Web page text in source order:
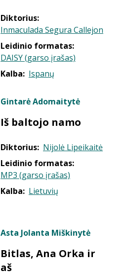
Diktorius:
Inmaculada Segura Callejon
Leidinio formatas:
DAISY (garso įrašas)
Kalba: Ispanų
Gintarė Adomaitytė
Iš baltojo namo
Diktorius: Nijolė Lipeikaitė
Leidinio formatas:
MP3 (garso įrašas)
Kalba: Lietuvių
Asta Jolanta Miškinytė
Bitlas, Ana Orka ir
aš